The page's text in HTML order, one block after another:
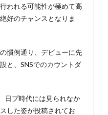
われる可能性が極めて高
好のチャンスとなりま
慣例通り、デビューに先
と、SNSでのカウントダ
日プ時代には見られなか
した姿が投稿されてお